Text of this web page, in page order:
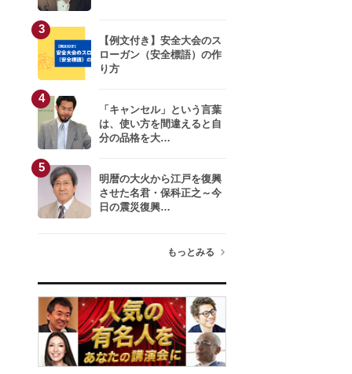
岩井結美子
生井利幸
小杉俊哉
青柳教恵
只松 崇
梶原しげる
秋田稲美
3
【例文付き】安全大会のス
ローガン（安全標語）の作
り方
4
「キャンセル」という言葉
は、使い方を間違えると自
分の品格を大…
5
明暦の大火から江戸を復興
させた名君・保科正之～今
日の震災復興…
もっとみる